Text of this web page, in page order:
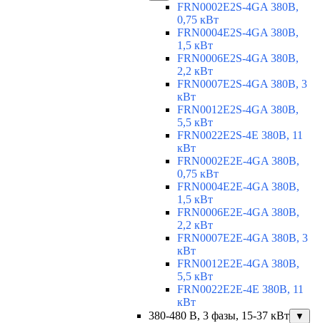
FRN0002E2S-4GA 380В,
0,75 кВт
FRN0004E2S-4GA 380В,
1,5 кВт
FRN0006E2S-4GA 380В,
2,2 кВт
FRN0007E2S-4GA 380В, 3
кВт
FRN0012E2S-4GA 380В,
5,5 кВт
FRN0022E2S-4E 380В, 11
кВт
FRN0002E2E-4GA 380В,
0,75 кВт
FRN0004E2E-4GA 380В,
1,5 кВт
FRN0006E2E-4GA 380В,
2,2 кВт
FRN0007E2E-4GA 380В, 3
кВт
FRN0012E2E-4GA 380В,
5,5 кВт
FRN0022E2E-4E 380В, 11
кВт
380-480 В, 3 фазы, 15-37 кВт
▼